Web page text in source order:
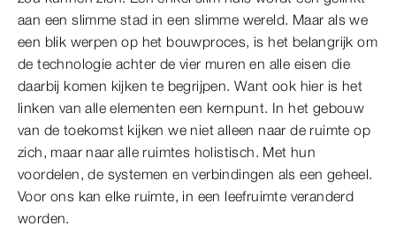
aan een slimme stad in een slimme wereld. Maar als we
een blik werpen op het bouwproces, is het belangrijk om
de technologie achter de vier muren en alle eisen die
daarbij komen kijken te begrijpen. Want ook hier is het
linken van alle elementen een kernpunt. In het gebouw
van de toekomst kijken we niet alleen naar de ruimte op
zich, maar naar alle ruimtes holistisch. Met hun
voordelen, de systemen en verbindingen als een geheel.
Voor ons kan elke ruimte, in een leefruimte veranderd
worden.